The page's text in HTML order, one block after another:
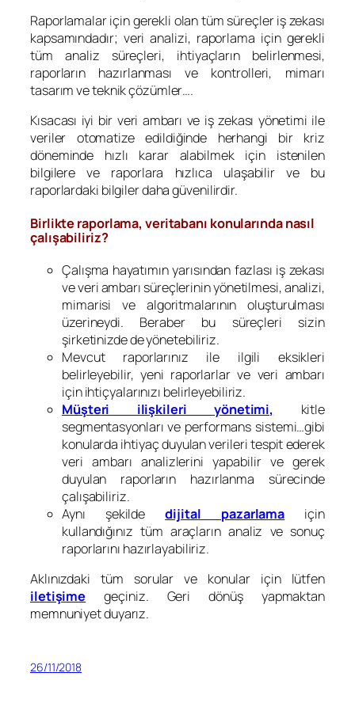
Raporlamalar için gerekli olan tüm süreçler iş zekası
kapsamındadır; veri analizi, raporlama için gerekli
tüm analiz süreçleri, ihtiyaçların belirlenmesi,
raporların hazırlanması ve kontrolleri, mimarı
tasarım ve teknik çözümler….
Kısacası iyi bir veri ambarı ve iş zekası yönetimi ile
veriler otomatize edildiğinde herhangi bir kriz
döneminde hızlı karar alabilmek için istenilen
bilgilere ve raporlara hızlıca ulaşabilir ve bu
raporlardaki bilgiler daha güvenilirdir.
Birlikte raporlama, veritabanı konularında nasıl
çalışabiliriz?
Çalışma hayatımın yarısından fazlası iş zekası
ve veri ambarı süreçlerinin yönetilmesi, analizi,
mimarisi ve algoritmalarının oluşturulması
üzerineydi. Beraber bu süreçleri sizin
şirketinizde de yönetebiliriz.
Mevcut raporlarınız ile ilgili eksikleri
belirleyebilir, yeni raporlarlar ve veri ambarı
için ihtiçyalarınızı belirleyebiliriz.
Müşteri ilişkileri yönetimi, kitle
segmentasyonları ve performans sistemi…gibi
konularda ihtiyaç duyulan verileri tespit ederek
veri ambarı analizlerini yapabilir ve gerek
duyulan raporların hazırlanma sürecinde
çalışabiliriz.
Aynı şekildedijital pazarlama için
kullandığınız tüm araçların analiz ve sonuç
raporlarını hazırlayabiliriz.
Aklınızdaki tüm sorular ve konular için lütfen
iletişime geçiniz. Geri dönüş yapmaktan
memnuniyet duyarız.
26/11/2018